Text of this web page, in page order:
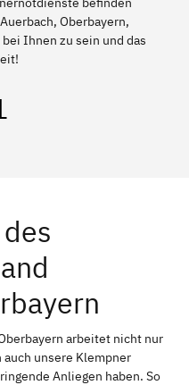
Oberbayern,
Ihnen zu sein und das
arbeitet nicht nur
unsere Klempner
Anliegen haben. So